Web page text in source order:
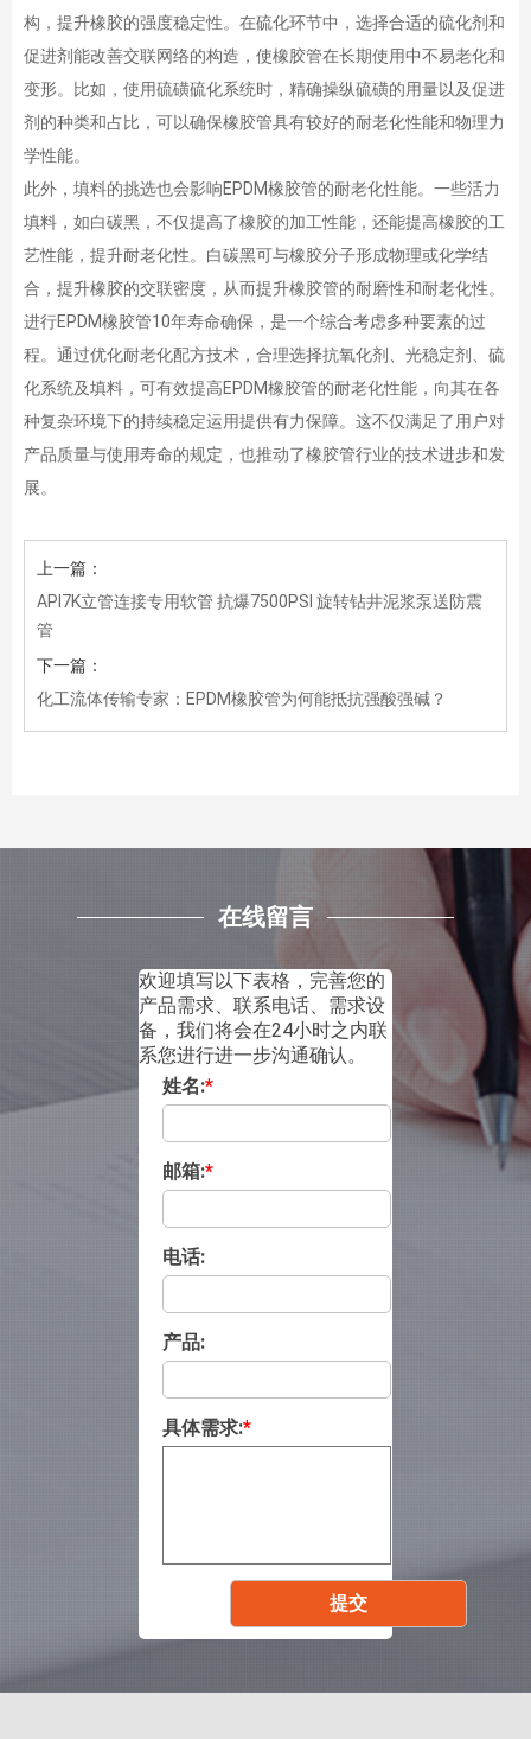
构，提升橡胶的强度稳定性。在硫化环节中，选择合适的硫化剂和
促进剂能改善交联网络的构造，使橡胶管在长期使用中不易老化和
变形。比如，使用硫磺硫化系统时，精确操纵硫磺的用量以及促进
剂的种类和占比，可以确保橡胶管具有较好的耐老化性能和物理力
学性能。
此外，填料的挑选也会影响EPDM橡胶管的耐老化性能。一些活力
填料，如白碳黑，不仅提高了橡胶的加工性能，还能提高橡胶的工
艺性能，提升耐老化性。白碳黑可与橡胶分子形成物理或化学结
合，提升橡胶的交联密度，从而提升橡胶管的耐磨性和耐老化性。
进行EPDM橡胶管10年寿命确保，是一个综合考虑多种要素的过
程。通过优化耐老化配方技术，合理选择抗氧化剂、光稳定剂、硫
化系统及填料，可有效提高EPDM橡胶管的耐老化性能，向其在各
种复杂环境下的持续稳定运用提供有力保障。这不仅满足了用户对
产品质量与使用寿命的规定，也推动了橡胶管行业的技术进步和发
展。
上一篇：
API7K立管连接专用软管 抗爆7500PSI 旋转钻井泥浆泵送防震
管
下一篇：
化工流体传输专家：EPDM橡胶管为何能抵抗强酸强碱？
在线留言
欢迎填写以下表格，完善您的
产品需求、联系电话、需求设
备，我们将会在24小时之内联
系您进行进一步沟通确认。
姓名:*
邮箱:*
电话:
产品:
具体需求:*